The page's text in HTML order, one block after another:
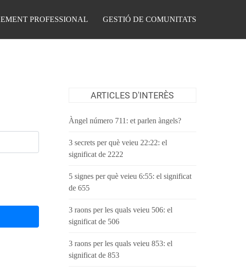
PROFESSIONAL GESTIÓ DE COMUNITATS
ARTICLES D'INTERÈS
Àngel número 711: et parlen àngels?
3 secrets per què veieu 22:22: el
significat de 2222
5 signes per què veieu 6:55: el significat
de 655
3 raons per les quals veieu 506: el
significat de 506
3 raons per les quals veieu 853: el
significat de 853